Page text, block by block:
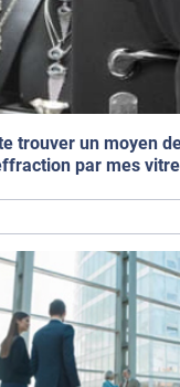
trouver un moyen
par mes